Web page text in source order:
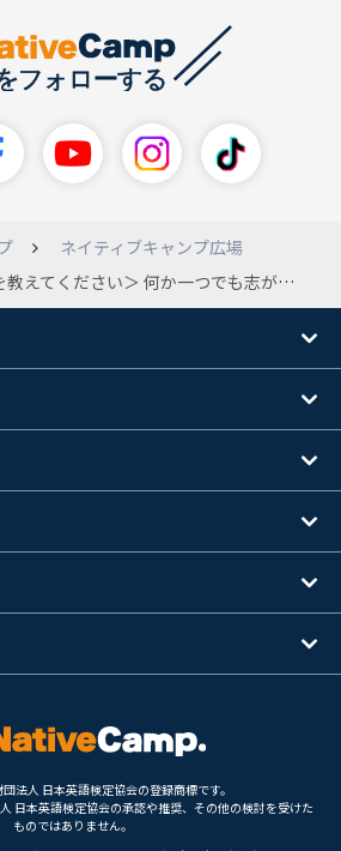
ネイティブキャンプ広場
強は楽になると思います！！ よろしくお願いします。 私はアメリカ人と苦なく話せるようになりたいです。 \＼(^o^)／/ (ko**)
法人 日本英語検定協会の登録商標です。
日本英語検定協会の承認や推奨、その他の検討を受けた
ものではありません。